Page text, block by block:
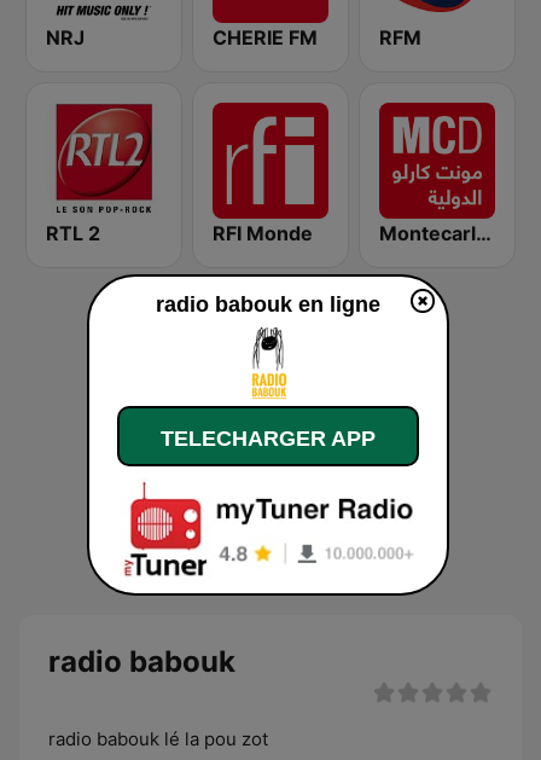
NRJ CHERIE FM RFM
RTL 2 RFI Monde Montecarlo al doualiya (مونت كارلو الدولية)
radio babouk
radio babouk lé la pou zot
radio babouk en ligne
TELECHARGER APP